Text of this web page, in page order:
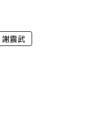
謝震武